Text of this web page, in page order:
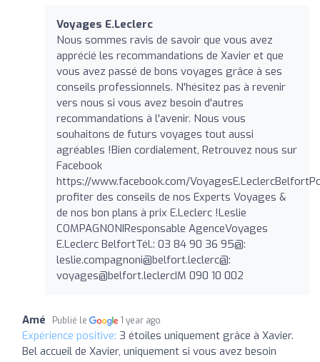
Voyages E.Leclerc
Nous sommes ravis de savoir que vous avez
apprécié les recommandations de Xavier et que
vous avez passé de bons voyages grâce à ses
conseils professionnels. N'hésitez pas à revenir
vers nous si vous avez besoin d'autres
recommandations à l'avenir. Nous vous
souhaitons de futurs voyages tout aussi
agréables !Bien cordialement, Retrouvez nous sur
Facebook
https://www.facebook.com/
profiter des conseils de nos Experts Voyages &
de nos bon plans à prix E.Leclerc !Leslie
COMPAGNONIResponsable AgenceVoyages
E.Leclerc BelfortTél.: 03 84 90 36 95@:
leslie.compagnoni@belfort.leclerc@:
voyages@belfort.leclercIM 090 10 002
Amé Publié le 1 year ago
Expérience positive: 3 étoiles uniquement grâce à Xavier.
Bel accueil de Xavier, uniquement si vous avez besoin